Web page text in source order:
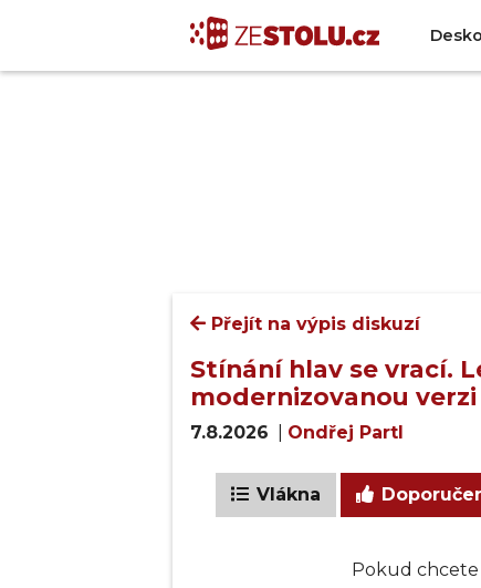
Přejít na výpis diskuzí
Stínání hlav se vrací.
modernizovanou verzi
7.8.2026 Ondřej Partl
Vlákna
Pokud chcete